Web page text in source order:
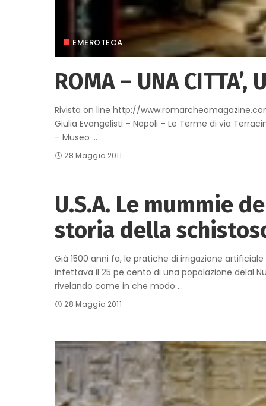
EMEROTECA
ROMA – UNA CITTA’,
Rivista on line http://
Giulia Evangelisti – Napoli – Le Terme di via
– Museo ...
28 Maggio 2011
U.S.A. Le mummie
storia della
Già 1500 anni fa, le pratiche di irrigazione
infettava il 25 pe cento di una popolazione delal
rivelando come in che modo ...
28 Maggio 2011